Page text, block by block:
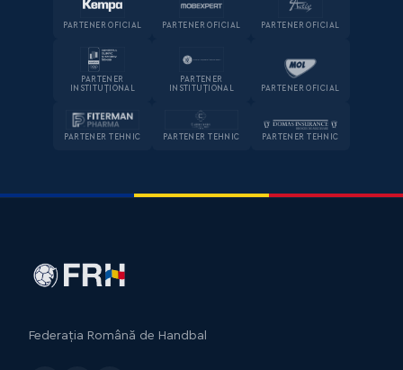
PARTENER OFICIAL PARTENER OFICIAL PARTENER OFICIAL
PARTENER
INSTITUȚIONAL
PARTENER
INSTITUȚIONAL
PARTENER OFICIAL
PARTENER TEHNIC PARTENER TEHNIC PARTENER TEHNIC
Federația Română de Handbal